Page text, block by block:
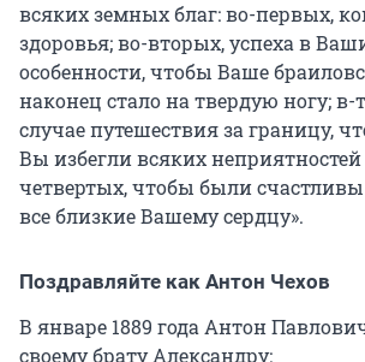
всяких земных благ: во-первых,
здоровья; во-вторых, успеха в
особенности, чтобы Ваше
наконец стало на твердую ногу; в-
случае путешествия за границу,
Вы избегли всяких неприятностей
четвертых, чтобы были
все близкие Вашему сердцу».
Поздравляйте как Антон Чехов
В январе 1889 года Антон
своему брату Александру: